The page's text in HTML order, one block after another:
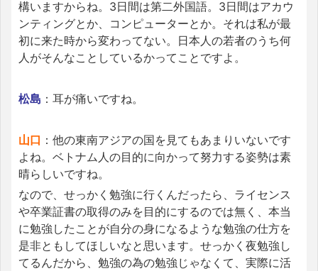
構いますからね。3日間は第二外国語。3日間はアカウ
ンティングとか、コンピューターとか。それは私が最
初に来た時から変わってない。日本人の若者のうち何
人がそんなことしているかってことですよ。
松島 ：耳が痛いですね。
山口 ：他の東南アジアの国を見てもあまりいないです
よね。ベトナム人の目的に向かって努力する姿勢は素
晴らしいですね。
なので、せっかく勉強に行くんだったら、ライセンス
や卒業証書の取得のみを目的にするのでは無く、本当
に勉強したことが自分の身になるような勉強の仕方を
是非ともしてほしいなと思います。せっかく夜勉強し
てるんだから、勉強の為の勉強じゃなくて、実際に活